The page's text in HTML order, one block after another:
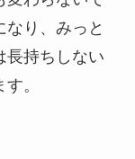
り、みっと
長持ちしない
。